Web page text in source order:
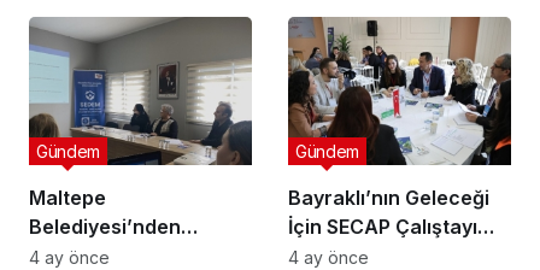
Maltepe
Belediyesi’nden
Muhtarlara Toplumsal
Gündem
4 ay önce
Bayraklı’nın Geleceği
İçin SECAP Çalıştayı
Düzenlendi
Gündem
4 ay önce